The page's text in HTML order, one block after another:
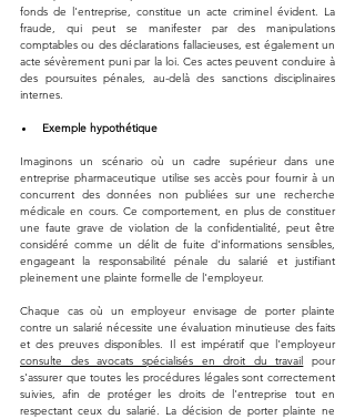
fonds de l'entreprise, constitue un acte criminel évident. La
fraude, qui peut se manifester par des manipulations
comptables ou des déclarations fallacieuses, est également un
acte sévèrement puni par la loi. Ces actes peuvent conduire à
des poursuites pénales, au-delà des sanctions disciplinaires
internes.
Exemple hypothétique
Imaginons un scénario où un cadre supérieur dans une
entreprise pharmaceutique utilise ses accès pour fournir à un
concurrent des données non publiées sur une recherche
médicale en cours. Ce comportement, en plus de constituer
une faute grave de violation de la confidentialité, peut être
considéré comme un délit de fuite d'informations sensibles,
engageant la responsabilité pénale du salarié et justifiant
pleinement une plainte formelle de l'employeur.
Chaque cas où un employeur envisage de porter plainte
contre un salarié nécessite une évaluation minutieuse des faits
et des preuves disponibles. Il est impératif que l'employeur
consulte des avocats spécialisés en droit du travail pour
s'assurer que toutes les procédures légales sont correctement
suivies, afin de protéger les droits de l'entreprise tout en
respectant ceux du salarié. La décision de porter plainte ne